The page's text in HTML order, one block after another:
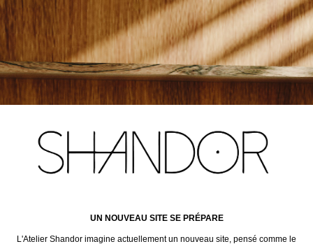
UN NOUVEAU SITE SE PRÉPARE
L'Atelier Shandor imagine actuellement un nouveau site, pensé comme le